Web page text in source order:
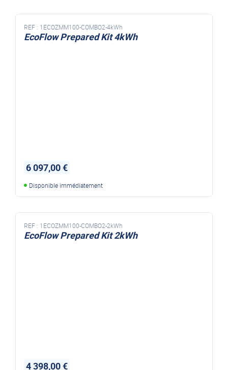
REF : 1ECOZMM100-COMBO2-4kWh
EcoFlow Prepared Kit 4kWh
6 097,00 €
Disponible immédiatement
REF : 1ECOZMM100-COMBO2-2kWh
EcoFlow Prepared Kit 2kWh
4 398,00 €